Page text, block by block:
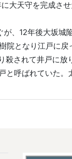
大天守を完成さ
、12年後大坂城
となり江戸に戻
されて井戸に放
呼ばれていた。